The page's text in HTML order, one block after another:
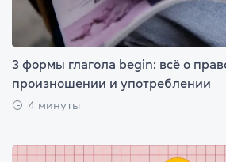
3 формы глагола begin: всё о
произношении и употреблении
4 минуты